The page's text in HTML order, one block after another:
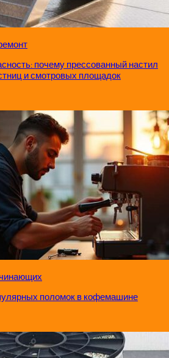
почему прессованный настил
и смотровых площадок
поломок в кофемашине